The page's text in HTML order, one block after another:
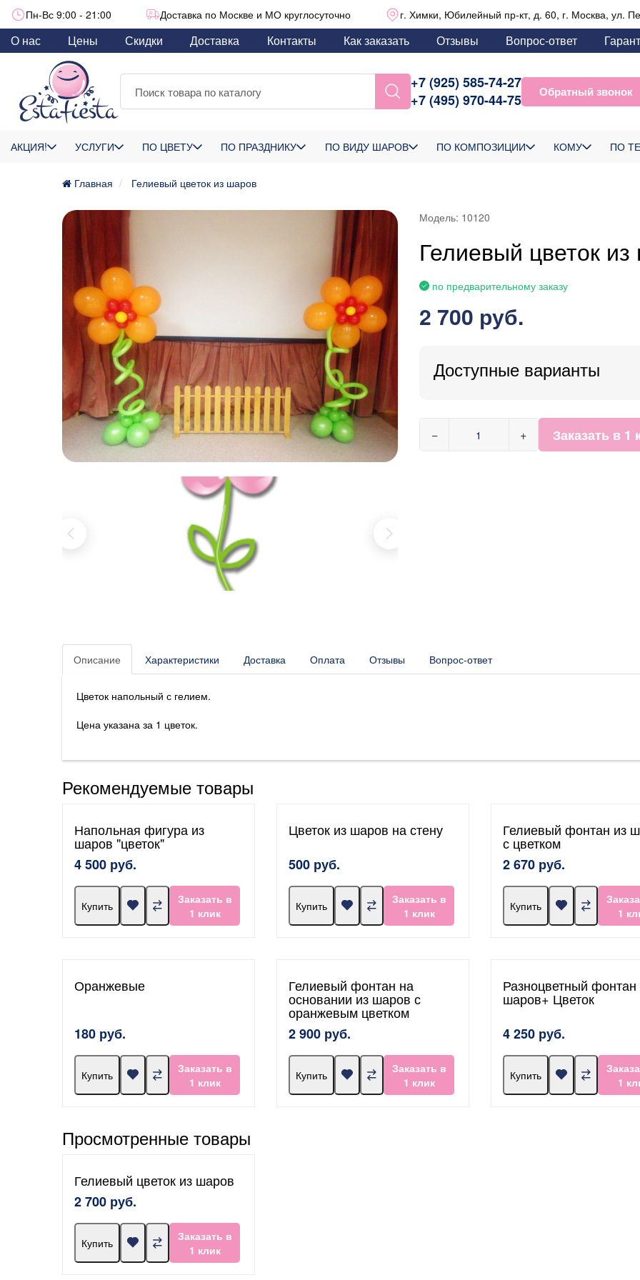
Пн-Вс 9:00 - 21:00 Доставка по Москве и МО круглосуточно г. Химки, Юбилейный пр-кт, д. 60, г. Москва, ул.
О нас Цены Скидки Доставка Контакты Как заказать Отзывы Вопрос-ответ
+7 (925) 585-74-27
+7 (495) 970-44-75
Обратный звонок
АКЦИЯ! УСЛУГИ ПО ЦВЕТУ ПО ПРАЗДНИКУ ПО ВИДУ ШАРОВ ПО КОМПОЗИЦИИ КОМУ ПО
Главная Гелиевый цветок из шаров
Модель: 10120
Гелиевый цветок
по предварительному заказу
2 700 руб.
Доступные варианты
− + Заказать в 1
Описание Характеристики Доставка Оплата Отзывы Вопрос-ответ
Цветок напольный с гелием.
Цена указана за 1 цветок.
Рекомендуемые товары
Напольная фигура из
шаров "цветок"
4 500 руб.
Купить
Заказать в
1 клик
Цветок из шаров на стену
500 руб.
Купить
Заказать в
1 клик
Гелиевый фонтан из
с цветком
2 670 руб.
Купить
1
Оранжевые
180 руб.
Купить
Заказать в
1 клик
Гелиевый фонтан на
основании из шаров с
оранжевым цветком
2 900 руб.
Купить
Заказать в
1 клик
Разноцветный фонтан
шаров+ Цветок
4 250 руб.
Купить
1
Просмотренные товары
Гелиевый цветок из шаров
2 700 руб.
Купить
Заказать в
1 клик